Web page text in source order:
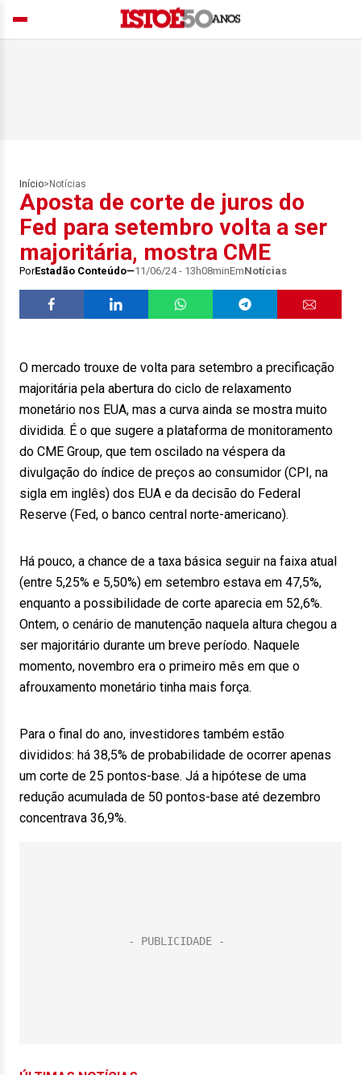
Início> Notícias
Aposta de corte de juros do
Fed para setembro volta a ser
majoritária, mostra CME
PorEstadão Conteúdo 11/06/24 - 13h08minEmNotícias
O mercado trouxe de volta para setembro a precificação
majoritária pela abertura do ciclo de relaxamento
monetário nos EUA, mas a curva ainda se mostra muito
dividida. É o que sugere a plataforma de monitoramento
do CME Group, que tem oscilado na véspera da
divulgação do índice de preços ao consumidor (CPI, na
sigla em inglês) dos EUA e da decisão do Federal
Reserve (Fed, o banco central norte-americano).
Há pouco, a chance de a taxa básica seguir na faixa atual
(entre 5,25% e 5,50%) em setembro estava em 47,5%,
enquanto a possibilidade de corte aparecia em 52,6%.
Ontem, o cenário de manutenção naquela altura chegou a
ser majoritário durante um breve período. Naquele
momento, novembro era o primeiro mês em que o
afrouxamento monetário tinha mais força.
Para o final do ano, investidores também estão
divididos: há 38,5% de probabilidade de ocorrer apenas
um corte de 25 pontos-base. Já a hipótese de uma
redução acumulada de 50 pontos-base até dezembro
concentrava 36,9%.